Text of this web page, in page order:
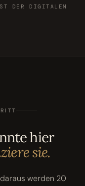
DER DIGITALEN
hier
sie.
werden 20